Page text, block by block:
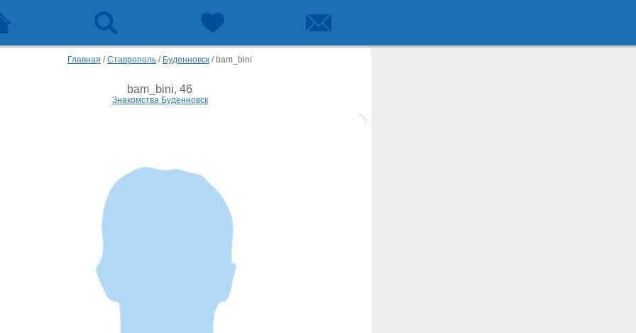
Главная /Ставрополь / Буденновск / bam_bini
bam_bini, 46
Знакомства Буденновск